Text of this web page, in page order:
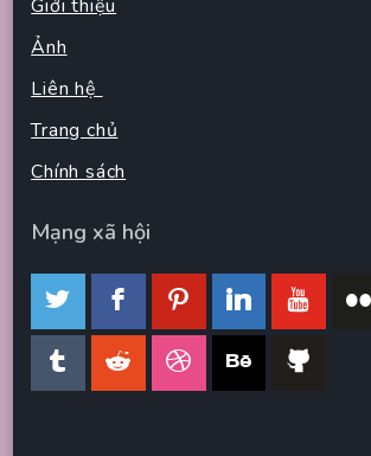
Giới thiệu
Ảnh
Liên hệ
Trang chủ
Chính sách
Mạng xã hội